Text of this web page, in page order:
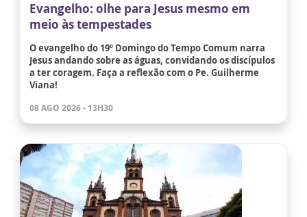
Evangelho: olhe para Jesus mesmo em
meio às tempestades
O evangelho do 19º Domingo do Tempo Comum narra
Jesus andando sobre as águas, convidando os discípulos
a ter coragem. Faça a reflexão com o Pe. Guilherme
Viana!
08 AGO 2026 - 13H30